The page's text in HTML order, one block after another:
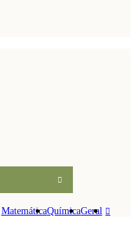
MatemáticaQuímicaGeral